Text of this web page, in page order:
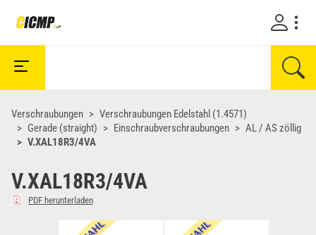
Verschraubungen
Verschraubungen Edelstahl (1.4571)
Gerade (straight)
Einschraubverschraubungen
AL / AS zöllig
V.XAL18R3/4VA
V.XAL18R3/4VA
PDF herunterladen